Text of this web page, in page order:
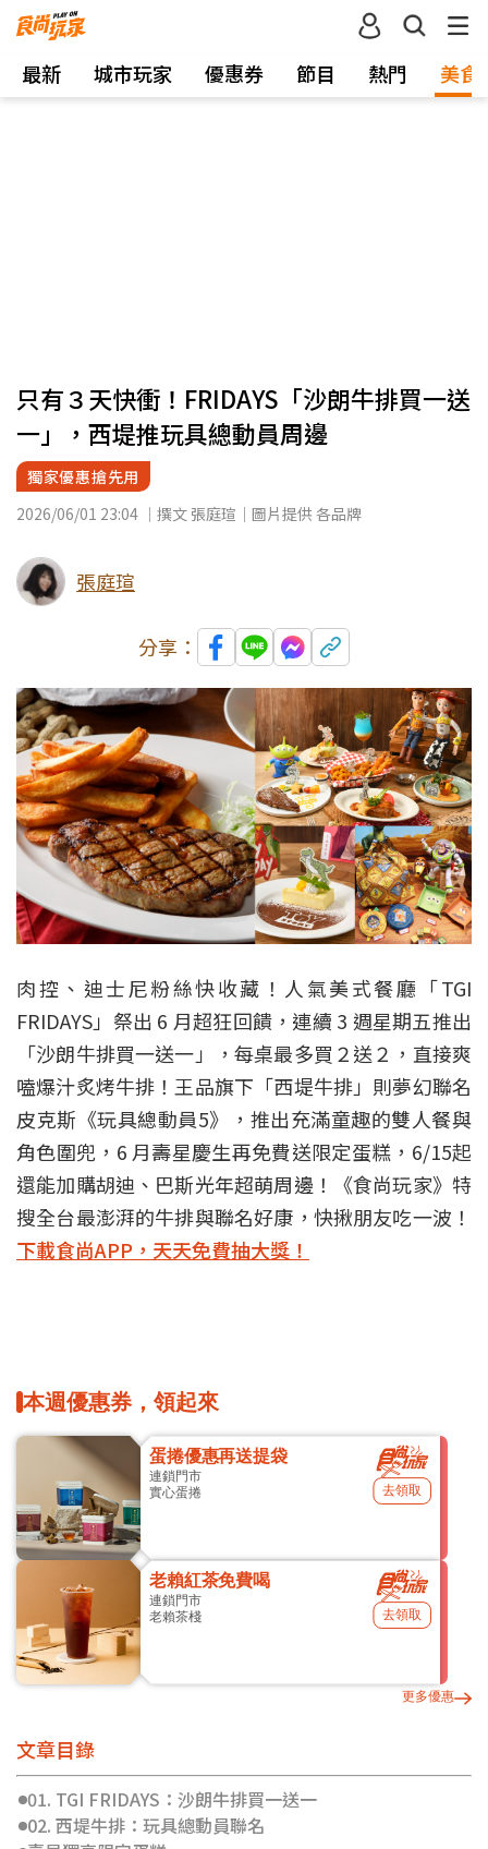
最新 城市玩家 優惠券 節目 熱門 美食
只有３天快衝！FRIDAYS「沙朗牛排買一送
一」，西堤推玩具總動員周邊
獨家優惠搶先用
2026/06/01 23:04 ｜撰文 張庭瑄｜圖片提供 各品牌
張庭瑄
分享：
肉控、迪士尼粉絲快收藏！人氣美式餐廳「TGI
FRIDAYS」祭出 6 月超狂回饋，連續 3 週星期五推出
「沙朗牛排買一送一」，每桌最多買２送２，直接爽
嗑爆汁炙烤牛排！王品旗下「西堤牛排」則夢幻聯名
皮克斯《玩具總動員5》，推出充滿童趣的雙人餐與
角色圍兜，6 月壽星慶生再免費送限定蛋糕，6/15起
還能加購胡迪、巴斯光年超萌周邊！《食尚玩家》特
搜全台最澎湃的牛排與聯名好康，快揪朋友吃一波！
下載食尚APP，天天免費抽大獎！
本週優惠券，領起來
蛋捲優惠再送提袋
連鎖門市
實心蛋捲
去領取
老賴紅茶免費喝
連鎖門市
老賴茶棧
去領取
更多優惠
文章目錄
01. TGI FRIDAYS：沙朗牛排買一送一
02. 西堤牛排：玩具總動員聯名